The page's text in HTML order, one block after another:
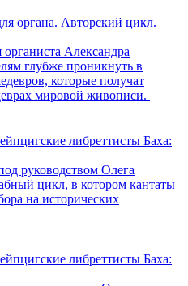
органа. Авторский цикл.
Александра
глубже проникнуть в
которые получат
мировой живописи.
либреттисты Баха:
руководством Олега
цикл, в котором кантаты
на исторических
либреттисты Баха: